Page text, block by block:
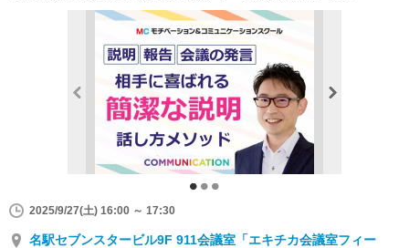
2025/9/27(土) 16:00 ～ 17:30
名駅セブンスタービル9F 911会議室「エキチカ会議室フィー